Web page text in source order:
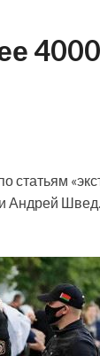
статьям
Андрей